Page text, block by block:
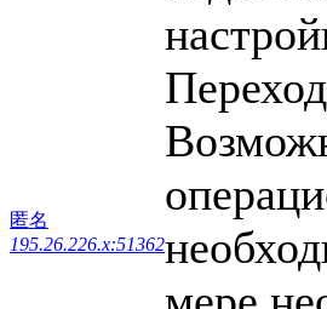
匿名
195.26.226.x:51362